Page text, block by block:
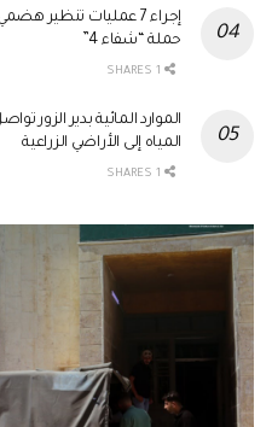
إجراء 7 عمليات
حملة “شفاء 4”
الموارد المائية بدير الزور
المياه إلى الأراضي الزراعية